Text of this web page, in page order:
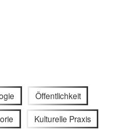
Öffentlichkeit
Kulturelle Praxis